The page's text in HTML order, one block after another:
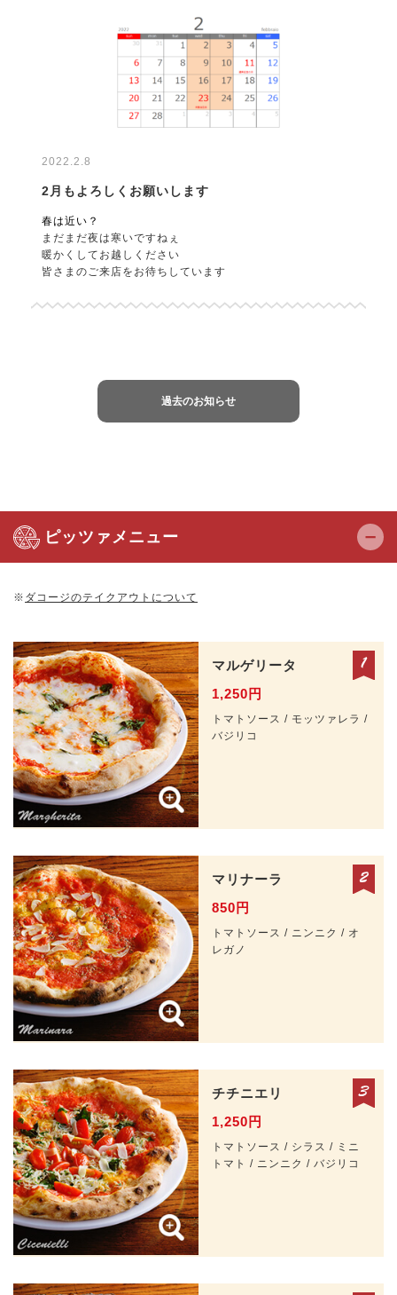
2022.2.8
2月もよろしくお願いします
春は近い？
まだまだ夜は寒いですねぇ
暖かくしてお越しください
皆さまのご来店をお待ちしています
過去のお知らせ
ピッツァメニュー
※ ダコージのテイクアウトについて
マルゲリータ
1,250円
トマトソース / モッツァレラ /
バジリコ
マリナーラ
850円
トマトソース / ニンニク / オ
レガノ
チチニエリ
1,250円
トマトソース / シラス / ミニ
トマト / ニンニク / バジリコ